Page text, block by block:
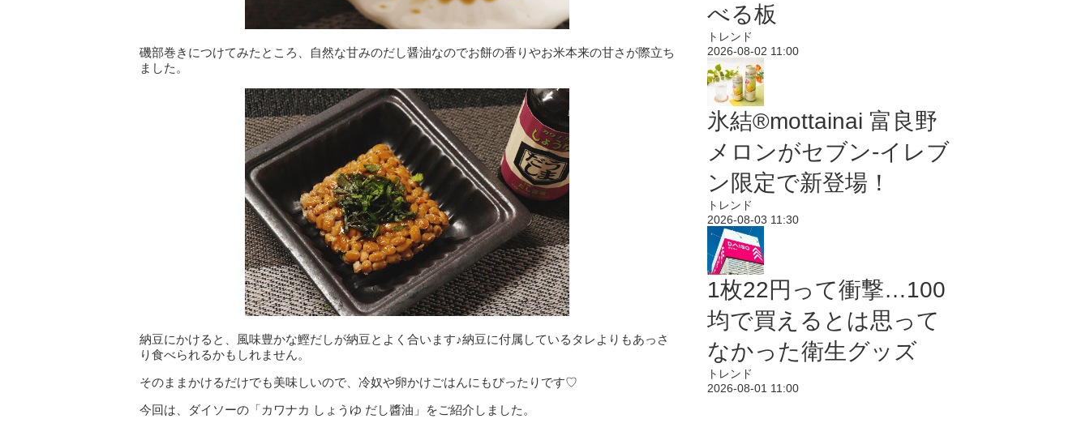
磯部巻きにつけてみたところ、自然な甘みのだし醤油なのでお餅の香りやお米本来の甘さが際立ち
ました。
納豆にかけると、風味豊かな鰹だしが納豆とよく合います♪納豆に付属しているタレよりもあっさ
り食べられるかもしれません。
そのままかけるだけでも美味しいので、冷奴や卵かけごはんにもぴったりです♡
今回は、ダイソーの「カワナカ しょうゆ だし醬油」をご紹介しました。
べる板
トレンド
2026-08-02 11:00
氷結®mottainai 富良野
メロンがセブン‐イレブ
ン限定で新登場！
トレンド
2026-08-03 11:30
1枚22円って衝撃…100
均で買えるとは思って
なかった衛生グッズ
トレンド
2026-08-01 11:00